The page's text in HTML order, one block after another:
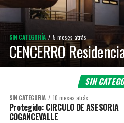
SIN CATEGORÍA 5 meses atrás
CENCERRO
SIN
SIN CATEGORÍA 10 meses atrás
Protegido: CIRCULO DE ASESORIA
COGANCEVALLE